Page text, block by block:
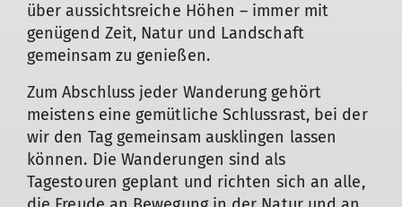
über aussichtsreiche Höhen – immer mit
genügend Zeit, Natur und Landschaft
gemeinsam zu genießen.
Zum Abschluss jeder Wanderung gehört
meistens eine gemütliche Schlussrast, bei der
wir den Tag gemeinsam ausklingen lassen
können. Die Wanderungen sind als
Tagestouren geplant und richten sich an alle,
© Inge Hermann